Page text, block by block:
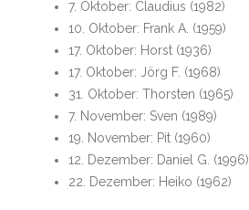
7. Oktober: Claudius (1982)
10. Oktober: Frank A. (1959)
17. Oktober: Horst (1936)
17. Oktober: Jörg F. (1968)
31. Oktober: Thorsten (1965)
7. November: Sven (1989)
19. November: Pit (1960)
12. Dezember: Daniel G. (1996)
22. Dezember: Heiko (1962)